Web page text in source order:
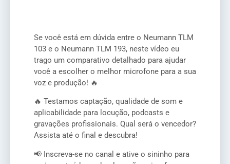
Se você está em dúvida entre o Neumann TLM
103 e o Neumann TLM 193, neste vídeo eu
trago um comparativo detalhado para ajudar
você a escolher o melhor microfone para a sua
voz e produção! 🔥
🔥 Testamos captação, qualidade de som e
aplicabilidade para locução, podcasts e
gravações profissionais. Qual será o vencedor?
Assista até o final e descubra!
📢 Inscreva-se no canal e ative o sininho para